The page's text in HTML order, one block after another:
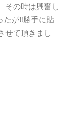
その時は興奮し
が‼勝手に貼
せて頂きまし